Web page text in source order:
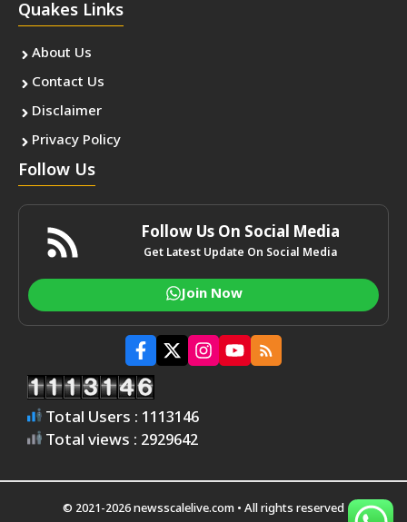
Quakes Links
About Us
Contact Us
Disclaimer
Privacy Policy
Follow Us
Follow Us On Social Media
Get Latest Update On Social Media
Join Now
Total Users : 1113146
Total views : 2929642
© 2021-2026 newsscalelive.com • All rights reserved